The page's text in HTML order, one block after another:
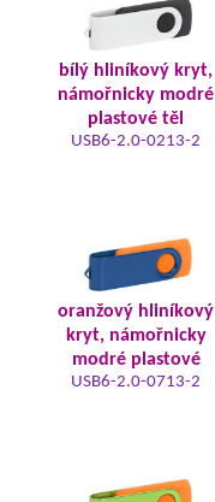
bílý hliníkový kryt,
námořnicky modré
plastové těl
USB6-2.0-0213-2
oranžový hliníkový
kryt, námořnicky
modré plastové
USB6-2.0-0713-2